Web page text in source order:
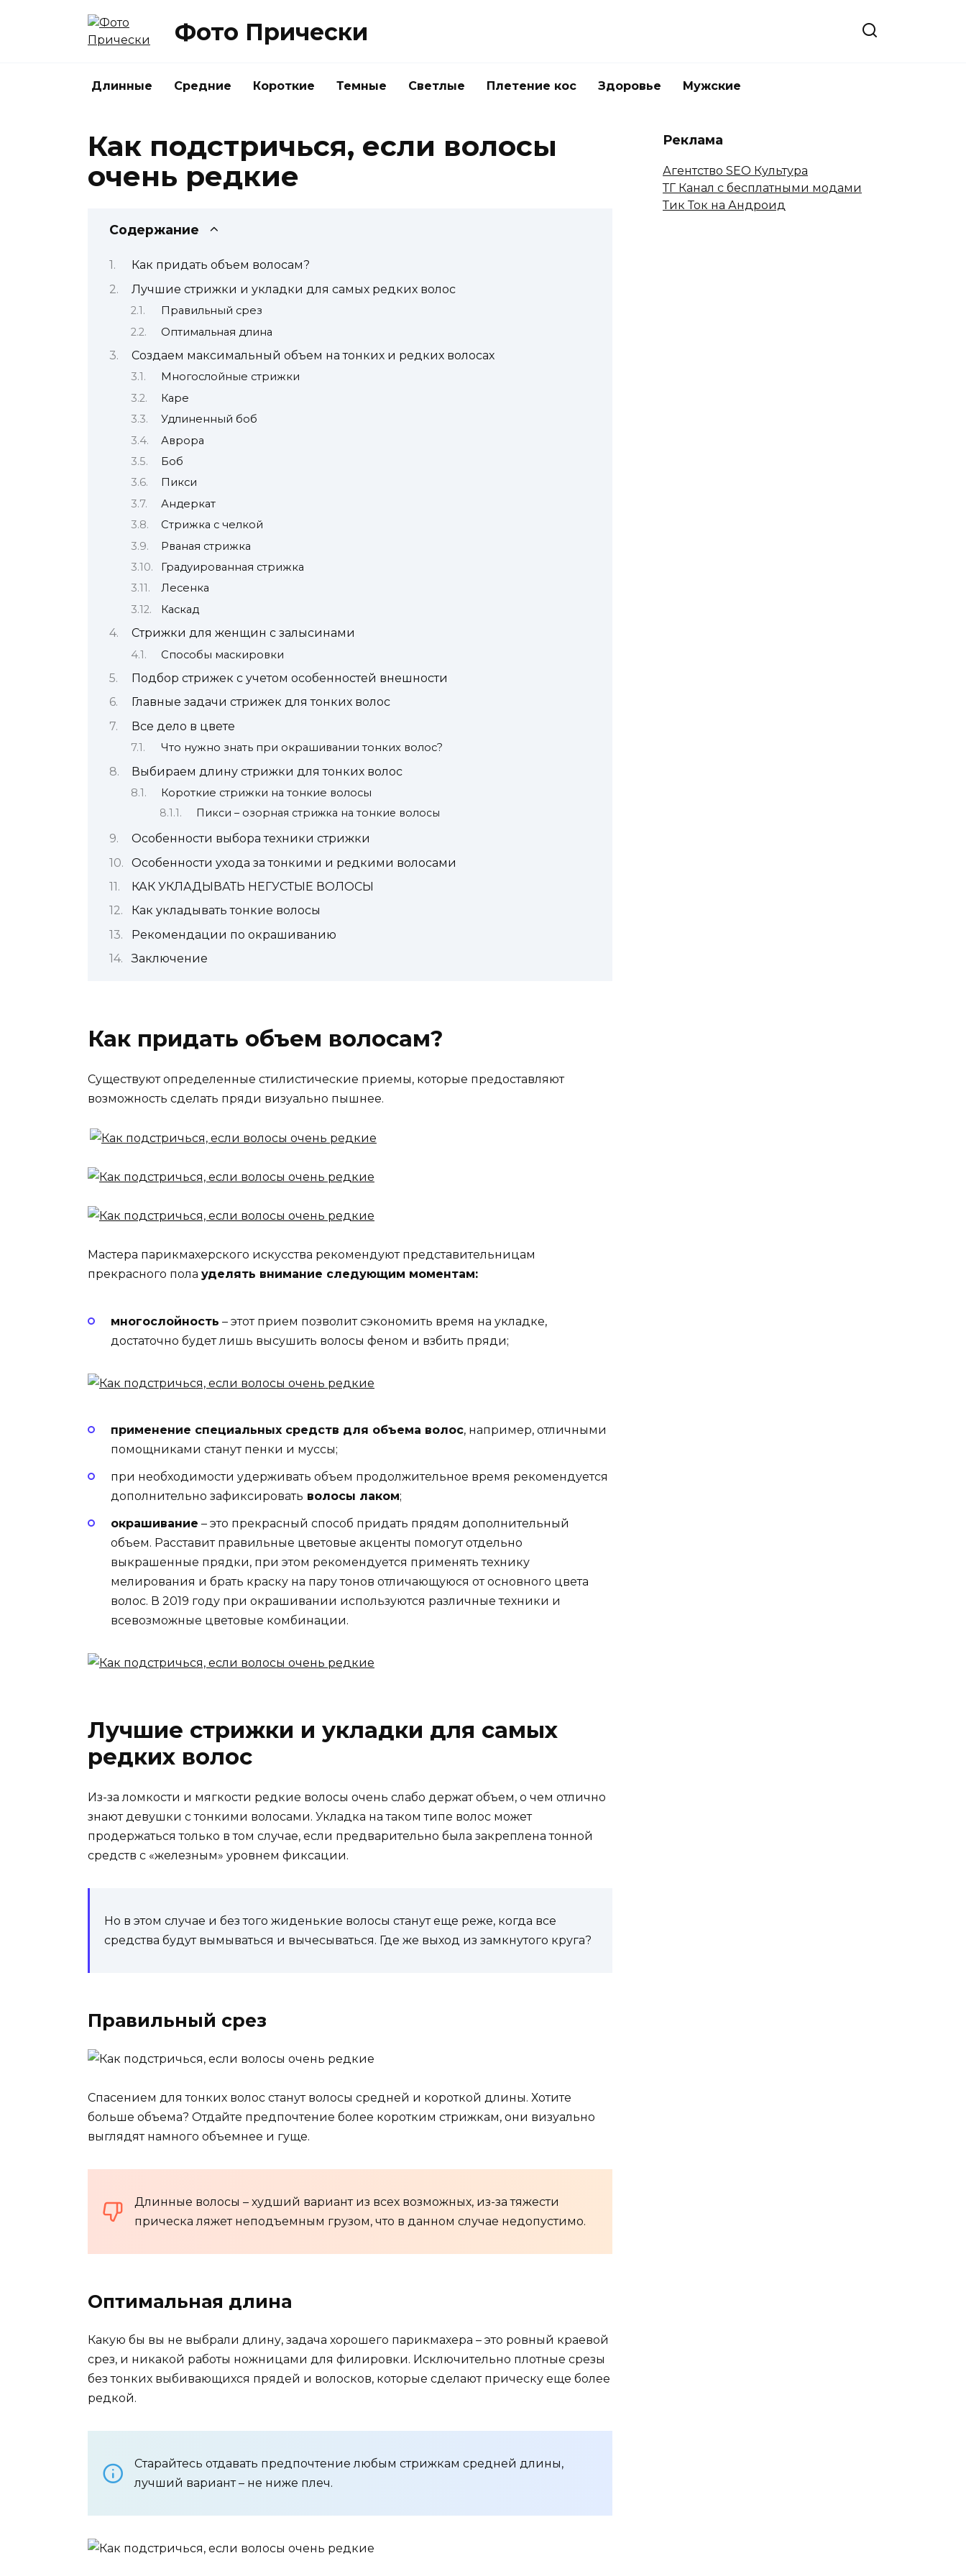
Фото Прически
Длинные Средние Короткие Темные Светлые Плетение кос Здоровье Мужские
Как подстричься, если волосы
очень редкие
Содержание
Как придать объем волосам?
Лучшие стрижки и укладки для самых редких волос
Правильный срез
Оптимальная длина
Создаем максимальный объем на тонких и редких волосах
Многослойные стрижки
Каре
Удлиненный боб
Аврора
Боб
Пикси
Андеркат
Стрижка с челкой
Рваная стрижка
Градуированная стрижка
Лесенка
Каскад
Стрижки для женщин с залысинами
Способы маскировки
Подбор стрижек с учетом особенностей внешности
Главные задачи стрижек для тонких волос
Все дело в цвете
Что нужно знать при окрашивании тонких волос?
Выбираем длину стрижки для тонких волос
Короткие стрижки на тонкие волосы
Пикси – озорная стрижка на тонкие волосы
Особенности выбора техники стрижки
Особенности ухода за тонкими и редкими волосами
КАК УКЛАДЫВАТЬ НЕГУСТЫЕ ВОЛОСЫ
Как укладывать тонкие волосы
Рекомендации по окрашиванию
Заключение
Как придать объем волосам?
Существуют определенные стилистические приемы, которые предоставляют
возможность сделать пряди визуально пышнее.
Мастера парикмахерского искусства рекомендуют представительницам
прекрасного пола уделять внимание следующим моментам:
многослойность – этот прием позволит сэкономить время на укладке,
достаточно будет лишь высушить волосы феном и взбить пряди;
применение специальных средств для объема волос, например, отличными
помощниками станут пенки и муссы;
при необходимости удерживать объем продолжительное время рекомендуется
дополнительно зафиксировать волосы лаком;
окрашивание – это прекрасный способ придать прядям дополнительный
объем. Расставит правильные цветовые акценты помогут отдельно
выкрашенные прядки, при этом рекомендуется применять технику
мелирования и брать краску на пару тонов отличающуюся от основного цвета
волос. В 2019 году при окрашивании используются различные техники и
всевозможные цветовые комбинации.
Лучшие стрижки и укладки для самых
редких волос
Из-за ломкости и мягкости редкие волосы очень слабо держат объем, о чем отлично
знают девушки с тонкими волосами. Укладка на таком типе волос может
продержаться только в том случае, если предварительно была закреплена тонной
средств с «железным» уровнем фиксации.
Но в этом случае и без того жиденькие волосы станут еще реже, когда все
средства будут вымываться и вычесываться. Где же выход из замкнутого круга?
Правильный срез
Спасением для тонких волос станут волосы средней и короткой длины. Хотите
больше объема? Отдайте предпочтение более коротким стрижкам, они визуально
выглядят намного объемнее и гуще.
Длинные волосы – худший вариант из всех возможных, из-за тяжести
прическа ляжет неподъемным грузом, что в данном случае недопустимо.
Оптимальная длина
Какую бы вы не выбрали длину, задача хорошего парикмахера – это ровный краевой
срез, и никакой работы ножницами для филировки. Исключительно плотные срезы
без тонких выбивающихся прядей и волосков, которые сделают прическу еще более
редкой.
Старайтесь отдавать предпочтение любым стрижкам средней длины,
лучший вариант – не ниже плеч.
Реклама
Агентство SEO Культура
ТГ Канал с бесплатными модами
Тик Ток на Андроид